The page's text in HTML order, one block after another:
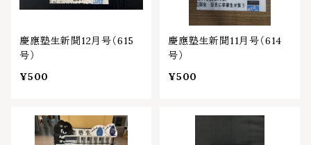
慶應塾生新聞12月号（615
号）
¥500
慶應塾生新聞11月号（614
号）
¥500